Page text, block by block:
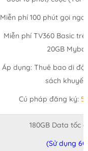
Miễn phí 100 phút gọi
Miễn phí TV360 Basic
20GB
Áp dụng: Thuê bao di
sách
Cú pháp đăng ký:
180GB Data tốc
(Sử dụng